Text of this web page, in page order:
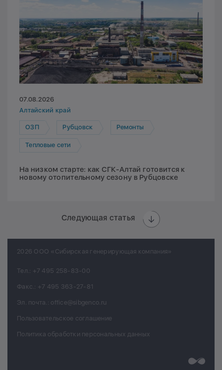
07.08.2026
Алтайский край
ОЗП Рубцовск Ремонты
Тепловые сети
На низком старте: как СГК-Алтай готовится к
новому отопительному сезону в Рубцовске
Следующая статья
2026 ООО «Сибирская генерирующая компания»
Тел.: +7 495 258-83-00
Факс.: +7 495 363-27-81
Эл. почта.: office@sibgenco.ru
Пользовательское соглашение
Политика обработки персональных данных